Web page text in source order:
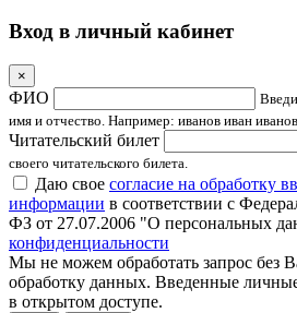
Вход в личный кабинет
×
ФИО
имя и отчество. Например: иванов иван
Читательский билет
своего читательского билета.
Даю свое согласие на обработку
информации в соответствии с
ФЗ от 27.07.2006 "О персональных
конфиденциальности
Мы не можем обработать запрос без
обработку данных. Введенные
в открытом доступе.